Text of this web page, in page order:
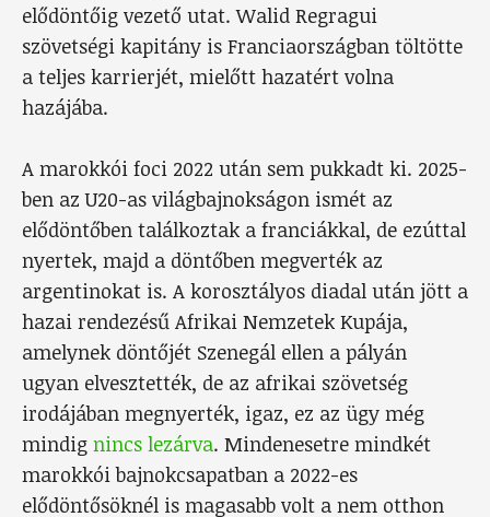
elődöntőig vezető utat. Walid Regragui
szövetségi kapitány is Franciaországban töltötte
a teljes karrierjét, mielőtt hazatért volna
hazájába.
A marokkói foci 2022 után sem pukkadt ki. 2025-
ben az U20-as világbajnokságon ismét az
elődöntőben találkoztak a franciákkal, de ezúttal
nyertek, majd a döntőben megverték az
argentinokat is. A korosztályos diadal után jött a
hazai rendezésű Afrikai Nemzetek Kupája,
amelynek döntőjét Szenegál ellen a pályán
ugyan elvesztették, de az afrikai szövetség
irodájában megnyerték, igaz, ez az ügy még
mindig nincs lezárva. Mindenesetre mindkét
marokkói bajnokcsapatban a 2022-es
elődöntősöknél is magasabb volt a nem otthon